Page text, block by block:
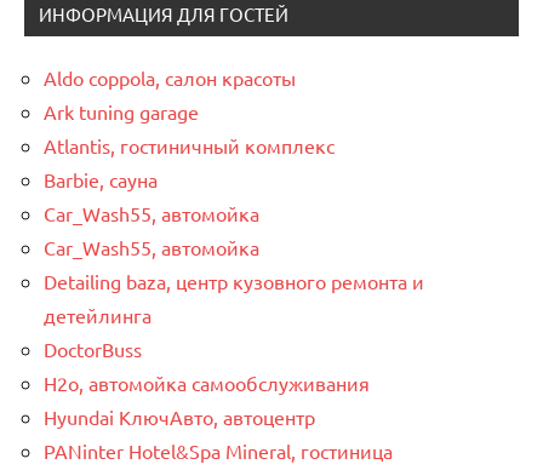
ИНФОРМАЦИЯ ДЛЯ ГОСТЕЙ
Aldo coppola, салон красоты
Ark tuning garage
Atlantis, гостиничный комплекс
Barbie, сауна
Car_Wash55, автомойка
Car_Wash55, автомойка
Detailing baza, центр кузовного ремонта и
детейлинга
DoctorBuss
H2o, автомойка самообслуживания
Hyundai КлючАвто, автоцентр
PANinter Hotel&Spa Mineral, гостиница